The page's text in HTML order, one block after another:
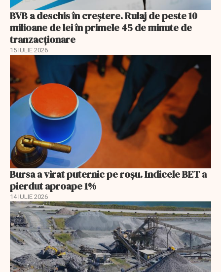
BVB a deschis în creştere. Rulaj de peste 10
milioane de lei în primele 45 de minute de
tranzacționare
15 IULIE 2026
Bursa a virat puternic pe roșu. Indicele BET a
pierdut aproape 1%
14 IULIE 2026